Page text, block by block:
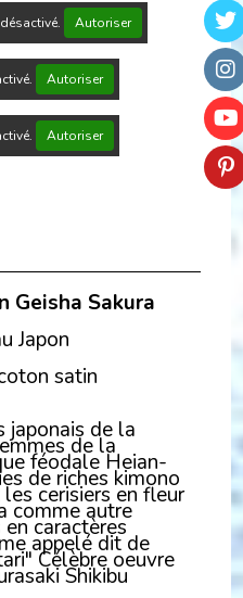
Autoriser
Autoriser
Autoriser
Geisha Sakura
Japon
satin
japonais de la
de la
féodale Heian-
de riches kimono
cerisiers en fleur
comme autre
caractères
appelé dit de
Célèbre oeuvre
Shikibu